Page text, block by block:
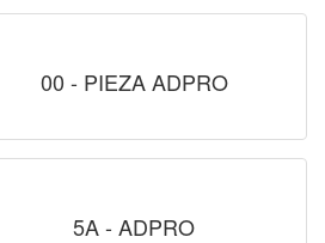
00 - PIEZA ADPRO
5A - ADPRO